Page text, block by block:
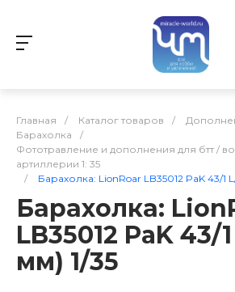
Главная / Каталог товаров /
Барахолка
/
Фототравление и дополнения для бтт /
артиллерии 1: 35
/
Барахолка: LionRoar LB35012 PaK 43/1
Барахолка:
LB35012 PaK 43/
мм) 1/35